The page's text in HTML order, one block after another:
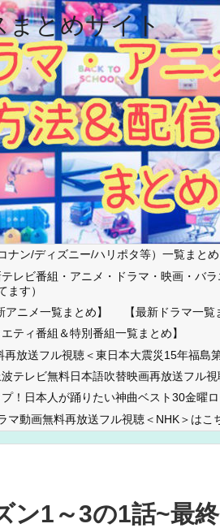
まとめサイト
ナン/ディズニー/ハリポタ等）一覧まとめ
レビ番組・アニメ・ドラマ・映画・
す）
アニメ一覧まとめ】
【最新ドラマ一覧
ティ番組＆特別番組一覧まとめ】
放送フル視聴＜東日本大震災15年福島
テレビ無料日本語吹替映画再放送フル視
！日本人が踊りたい神曲ベスト30金曜
マ動画無料再放送フル視聴＜NHK＞はこ
ン1～3の1話~最